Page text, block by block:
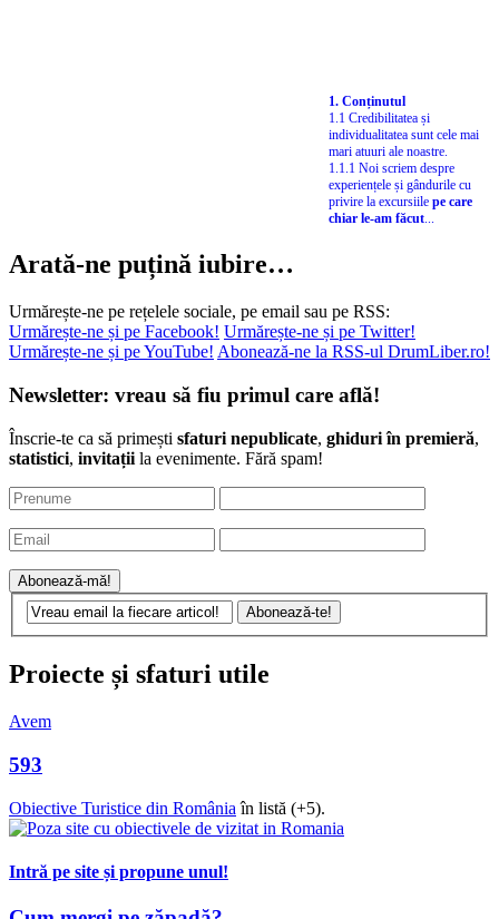
1. Conținutul
1.1 Credibilitatea și
individualitatea sunt cele mai
mari atuuri ale noastre.
1.1.1 Noi scriem despre
experiențele și gândurile cu
privire la excursiilepe care
Arată-ne puțină iubire…
Urmărește-ne pe rețelele sociale, pe email sau pe RSS:
Urmărește-ne și pe Facebook! Urmărește-ne și pe Twitter!
Înscrie-te ca să primeștisfaturi nepublicate,
Proiecte și sfaturi utile
Obiective Turistice din Româniaîn listă (+5).